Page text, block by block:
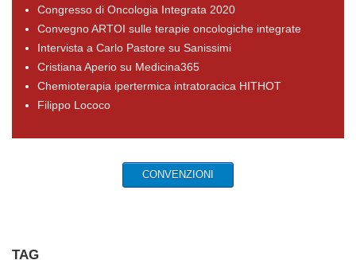
Congresso di Oncologia Integrata 2020
Convegno ARTOI sulle terapie oncologiche integrate
Intervista a Carlo Pastore su Sanissimi
Cristiana Aperio su Medicina365
Chemioterapia ipertermica intratoracica HITHOT
Filippo Lococo
CONVENZIONI
TAG